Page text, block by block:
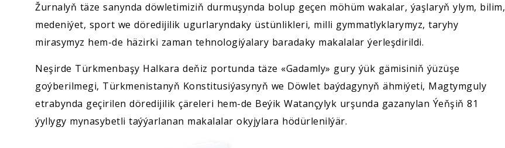
Žurnalyň täze sanynda döwletimiziň durmuşynda bolup geçen möhüm wakalar, ýaşlaryň ylym, bilim,
medeniýet, sport we döredijilik ugurlaryndaky üstünlikleri, milli gymmatlyklarymyz, taryhy
mirasymyz hem-de häzirki zaman tehnologiýalary baradaky makalalar ýerleşdirildi.
Neşirde Türkmenbaşy Halkara deňiz portunda täze «Gadamly» gury ýük gämisiniň ýüzüşe
goýberilmegi, Türkmenistanyň Konstitusiýasynyň we Döwlet baýdagynyň ähmiýeti, Magtymguly
etrabynda geçirilen döredijilik çäreleri hem-de Beýik Watançylyk urşunda gazanylan Ýeňşiň 81
ýyllygy mynasybetli taýýarlanan makalalar okyjylara hödürlenilýär.